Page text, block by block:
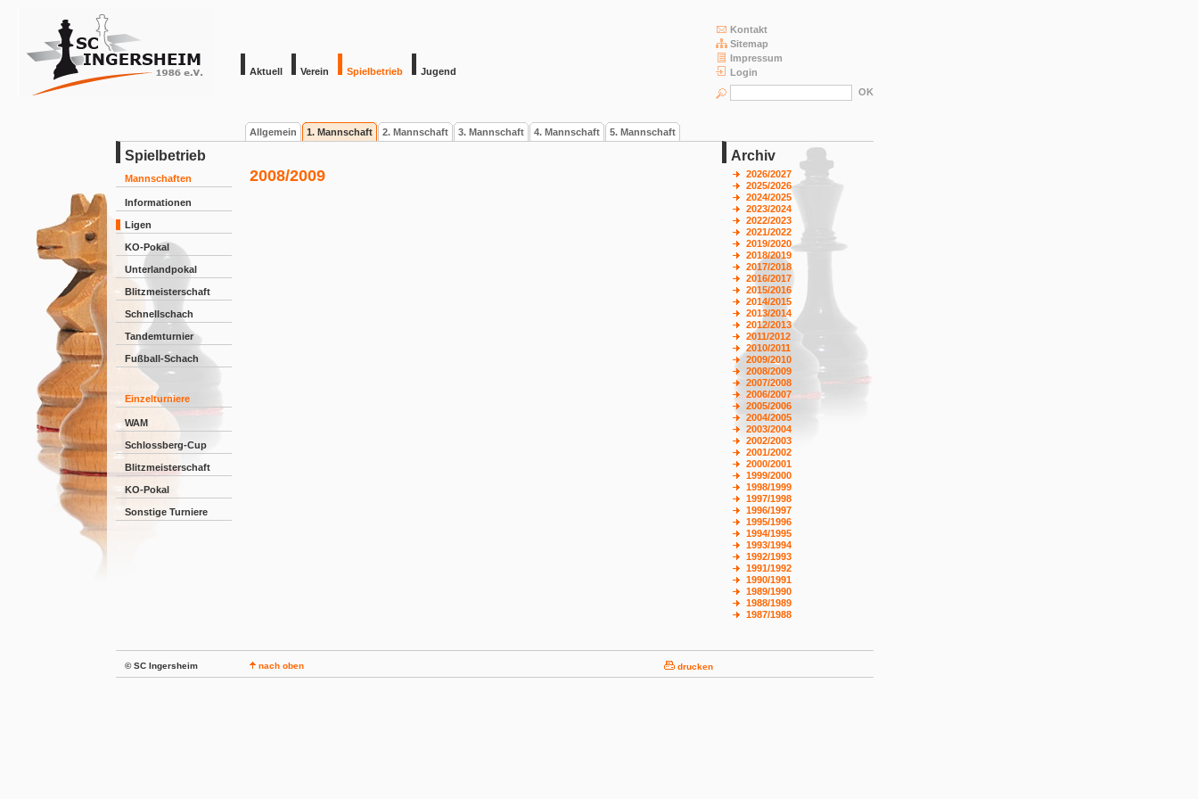
Aktuell Verein Spielbetrieb Jugend
Kontakt
Sitemap
Impressum
Login
Allgemein 1. Mannschaft 2. Mannschaft 3. Mannschaft 4. Mannschaft 5. Mannschaft
Spielbetrieb
Mannschaften
Informationen
Ligen
KO-Pokal
Unterlandpokal
Blitzmeisterschaft
Schnellschach
Tandemturnier
Fußball-Schach
Einzelturniere
WAM
Schlossberg-Cup
Blitzmeisterschaft
KO-Pokal
Sonstige Turniere
2008/2009
Archiv
2026/2027
2025/2026
2024/2025
2023/2024
2022/2023
2021/2022
2019/2020
2018/2019
2017/2018
2016/2017
2015/2016
2014/2015
2013/2014
2012/2013
2011/2012
2010/2011
2009/2010
2008/2009
2007/2008
2006/2007
2005/2006
2004/2005
2003/2004
2002/2003
2001/2002
2000/2001
1999/2000
1998/1999
1997/1998
1996/1997
1995/1996
1994/1995
1993/1994
1992/1993
1991/1992
1990/1991
1989/1990
1988/1989
1987/1988
© SC Ingersheim nach oben drucken